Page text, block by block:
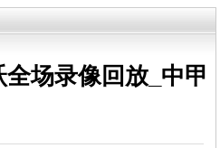
场录像回放_中甲